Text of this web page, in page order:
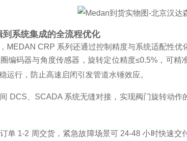
系统集成的全流程优化
MEDAN CRP 系列还通过控制精度与系统适配性优
编码器与角度传感器，旋转定位精度≤0.5%，可
运行，防止高速启闭引发管道水锤效应。
间 DCS、SCADA 系统无缝对接，实现阀门旋转动
订单 1-2 周交货，紧急故障场景可 24-48 小时快速